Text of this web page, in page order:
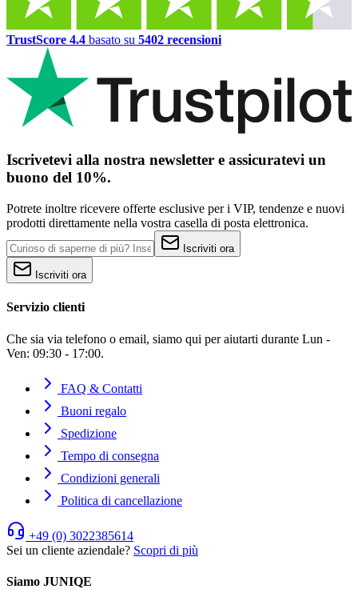
TrustScore 4.4 basato su 5402 recensioni
Iscrivetevi alla nostra newsletter e assicuratevi un
buono del 10%.
Potrete inoltre ricevere offerte esclusive per i VIP, tendenze e nuovi
prodotti direttamente nella vostra casella di posta elettronica.
Iscriviti ora
Iscriviti ora
Servizio clienti
Che sia via telefono o email, siamo qui per aiutarti durante Lun -
Ven: 09:30 - 17:00.
FAQ & Contatti
Buoni regalo
Spedizione
Tempo di consegna
Condizioni generali
Politica di cancellazione
+49 (0) 3022385614
Sei un cliente aziendale? Scopri di più
Siamo JUNIQE